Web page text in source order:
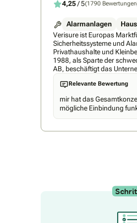
4,25/ 5(1790
Alarmanlagen
Verisure ist Europas
Sicherheitssysteme und
Privathaushalte und
1988, als Sparte der
AB, beschäftigt das
Mitarbeiter in 17 Ländern
Millionen Kunden
auch in Deutschland.
Ratingen zählt seit der
bereits über 400
Relevante Bewertung
mir hat das
mögliche Einbindung